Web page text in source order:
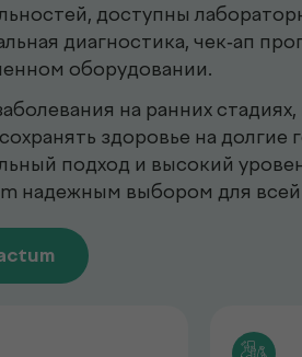
доступны
диагностика, чек-ап
оборудовании.
на ранних
здоровье на долгие
подход и высокий
надежным выбором для